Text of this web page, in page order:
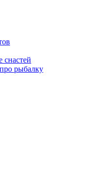
снастей
рыбалку